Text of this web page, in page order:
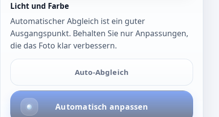
Licht und Farbe
Automatischer Abgleich ist ein guter
Ausgangspunkt. Behalten Sie nur Anpassungen,
die das Foto klar verbessern.
Auto-Abgleich
Automatisch anpassen